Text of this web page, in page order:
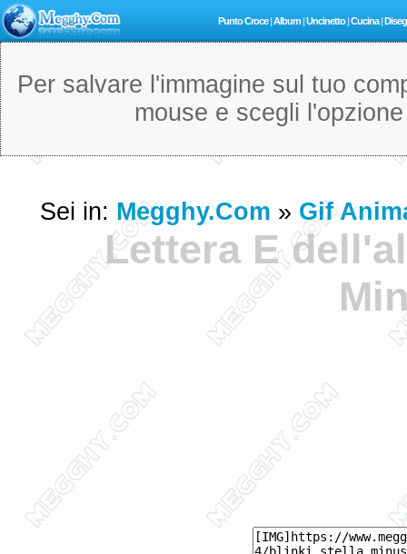
Punto Croce|Album |Uncinetto|Cucina|
Per salvare l'immagine sul tuo
mouse e scegli
Sei in: Megghy.com » Gif
Lettera E